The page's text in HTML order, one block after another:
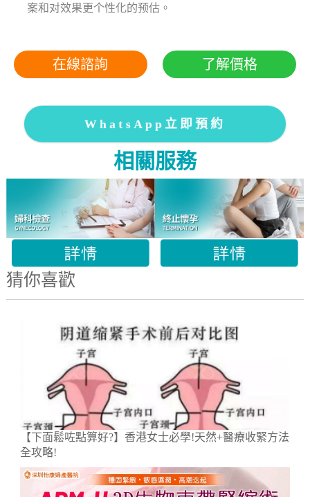
案和对效果更个性化的预估。
在線諮詢 了解價格
WhatsApp立即預約
相關服務
猜你喜歡
【下面鬆咗點算好?】香港女士必學!天然+醫療收緊方法
全攻略!